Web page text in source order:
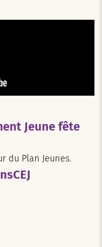
Jeune fête
du Plan Jeunes.